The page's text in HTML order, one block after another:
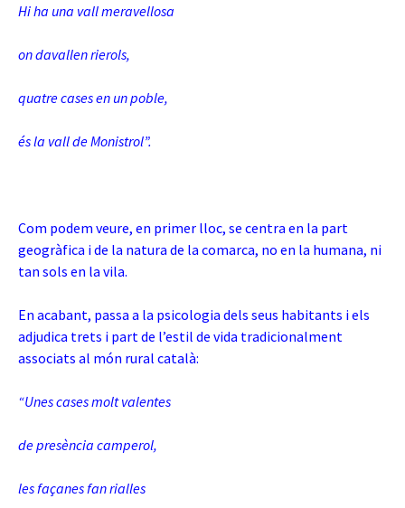
Hi ha una vall meravellosa
on davallen rierols,
quatre cases en un poble,
és la vall de Monistrol”.
Com podem veure, en primer lloc, se centra en la part
geogràfica i de la natura de la comarca, no en la humana, ni
tan sols en la vila.
En acabant, passa a la psicologia dels seus habitants i els
adjudica trets i part de l’estil de vida tradicionalment
associats al món rural català:
“Unes cases molt valentes
de presència camperol,
les façanes fan rialles